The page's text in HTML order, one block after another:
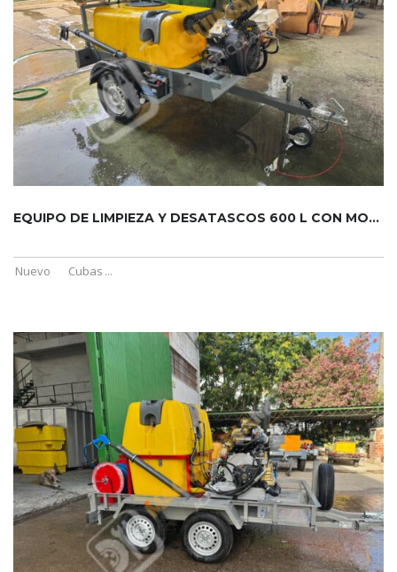
EQUIPO DE LIMPIEZA Y DESATASCOS 600 L CON MOTOR 35 CV Y 2 EN...
Nuevo Cubas ...